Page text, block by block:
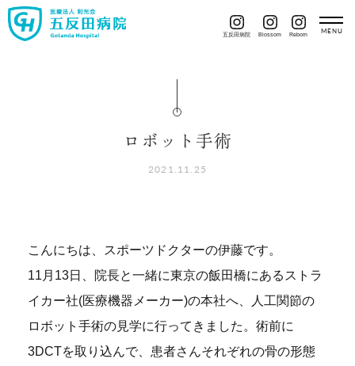
五反田病院 Blossom Reborn
ロボット手術
2021.11.25
こんにちは、スポーツドクターの伊藤です。
11月13日、院長と一緒に東京の飯田橋にあるストラ
イカー社(医療機器メーカー)の本社へ、人工関節の
ロボット手術の見学に行ってきました。術前に
3DCTを取り込んで、患者さんそれぞれの骨の形態